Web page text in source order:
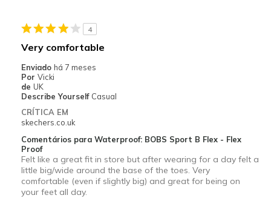
Going Out
4
Very comfortable
Enviado há 7 meses
Por Vicki
de UK
Describe Yourself Casual
CRÍTICA EM
skechers.co.uk
Comentários para Waterproof: BOBS Sport B Flex - Flex
Proof
Felt like a great fit in store but after wearing for a day felt a
little big/wide around the base of the toes. Very
comfortable (even if slightly big) and great for being on
your feet all day.